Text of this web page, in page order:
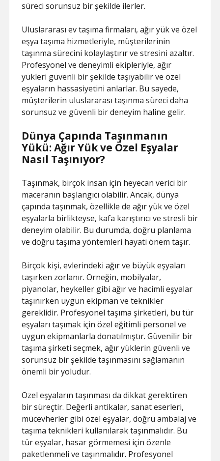
süreci sorunsuz bir şekilde ilerler.
Uluslararası ev taşıma firmaları, ağır yük ve özel
eşya taşıma hizmetleriyle, müşterilerinin
taşınma sürecini kolaylaştırır ve stresini azaltır.
Profesyonel ve deneyimli ekipleriyle, ağır
yükleri güvenli bir şekilde taşıyabilir ve özel
eşyaların hassasiyetini anlarlar. Bu sayede,
müşterilerin uluslararası taşınma süreci daha
sorunsuz ve güvenli bir deneyim haline gelir.
Dünya Çapında Taşınmanın
Yükü: Ağır Yük ve Özel Eşyalar
Nasıl Taşınıyor?
Taşınmak, birçok insan için heyecan verici bir
maceranın başlangıcı olabilir. Ancak, dünya
çapında taşınmak, özellikle de ağır yük ve özel
eşyalarla birlikteyse, kafa karıştırıcı ve stresli bir
deneyim olabilir. Bu durumda, doğru planlama
ve doğru taşıma yöntemleri hayati önem taşır.
Birçok kişi, evlerindeki ağır ve büyük eşyaları
taşırken zorlanır. Örneğin, mobilyalar,
piyanolar, heykeller gibi ağır ve hacimli eşyalar
taşınırken uygun ekipman ve teknikler
gereklidir. Profesyonel taşıma şirketleri, bu tür
eşyaları taşımak için özel eğitimli personel ve
uygun ekipmanlarla donatılmıştır. Güvenilir bir
taşıma şirketi seçmek, ağır yüklerin güvenli ve
sorunsuz bir şekilde taşınmasını sağlamanın
önemli bir yoludur.
Özel eşyaların taşınması da dikkat gerektiren
bir süreçtir. Değerli antikalar, sanat eserleri,
mücevherler gibi özel eşyalar, doğru ambalaj ve
taşıma teknikleri kullanılarak taşınmalıdır. Bu
tür eşyalar, hasar görmemesi için özenle
paketlenmeli ve taşınmalıdır. Profesyonel